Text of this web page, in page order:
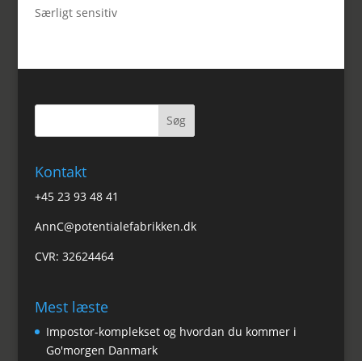
Særligt sensitiv
Kontakt
+45 23 93 48 41
AnnC@potentialefabrikken.dk
CVR: 32624464
Mest læste
Impostor-komplekset og hvordan du kommer i
Go'morgen Danmark